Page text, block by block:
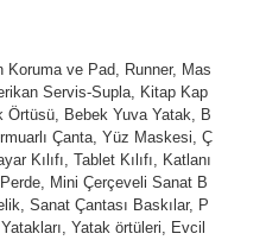
Koruma ve Pad, Runner, Mas
Servis-Supla, Kitap Kap
Örtüsü, Bebek Yuva Yatak, B
Çanta, Yüz Maskesi, Ç
Kılıfı, Tablet Kılıfı, Katlanı
Mini Çerçeveli Sanat B
Sanat Çantası Baskılar, P
Yatak örtüleri, Evcil